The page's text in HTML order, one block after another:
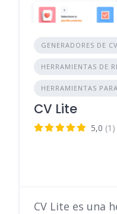
GENERADORES DE CV
HERRAMIENTAS DE
HERRAMIENTAS
CV Lite
5,0 (1)
CV Lite es una